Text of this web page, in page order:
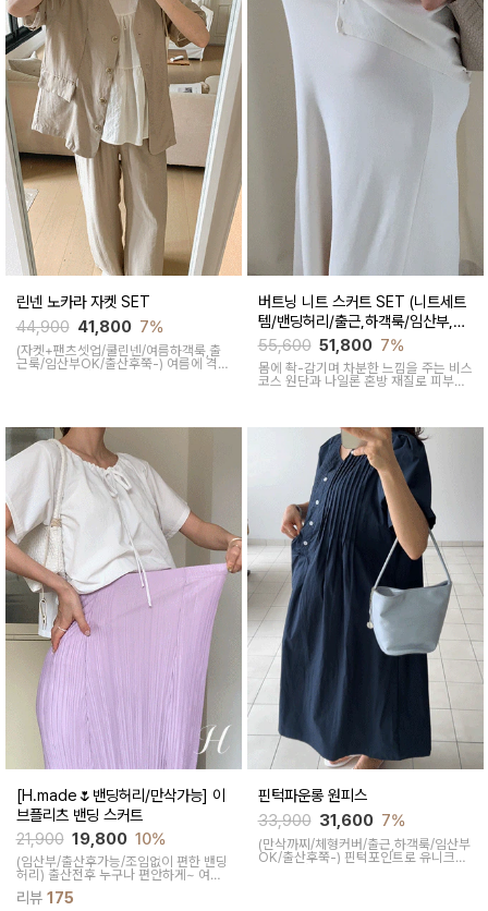
린넨 노카라 자켓 SET
44,900 41,800 7%
(자켓+팬츠셋업/쿨린넨/여름하객룩,출
근룩/임산부OK/출산후쭉-) 여름에 격식
있는 자리갈때 코디 걱정없는 활용하기
버트닝 니트 스커트 SET (니트세트
템/밴딩허리/출근,하객룩/임산부,출
산후 착용가능)
55,600 51,800 7%
몸에 촥-감기며 차분한 느낌을 주는 비스
코스 원단과 나일론 혼방 재질로 피부에
[H.made🌷밴딩허리/만삭가능] 이
브플리츠 밴딩 스커트
21,900 19,800 10%
(임산부/출산후가능/조임없이 편한 밴딩
허리) 출산전후 누구나 편안하게~ 여성
스러운 라인, 피부에 닿는 촉감이 부드러
운 플리츠 스커트
리뷰 175
핀턱파운롱 원피스
33,900 31,600 7%
(만삭까찌/체형커버/출근,하객룩/임산부
OK/출산후쭉-) 핀턱포인트로 유니크하